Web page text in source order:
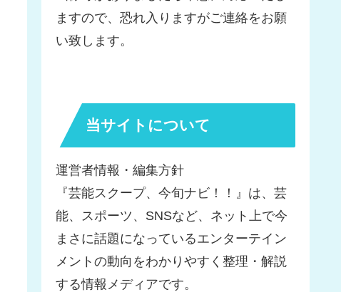
ますので、恐れ入りますがご連絡をお願
い致します。
当サイトについて
運営者情報・編集方針
『芸能スクープ、今旬ナビ！！』は、芸
能、スポーツ、SNSなど、ネット上で今
まさに話題になっているエンターテイン
メントの動向をわかりやすく整理・解説
する情報メディアです。